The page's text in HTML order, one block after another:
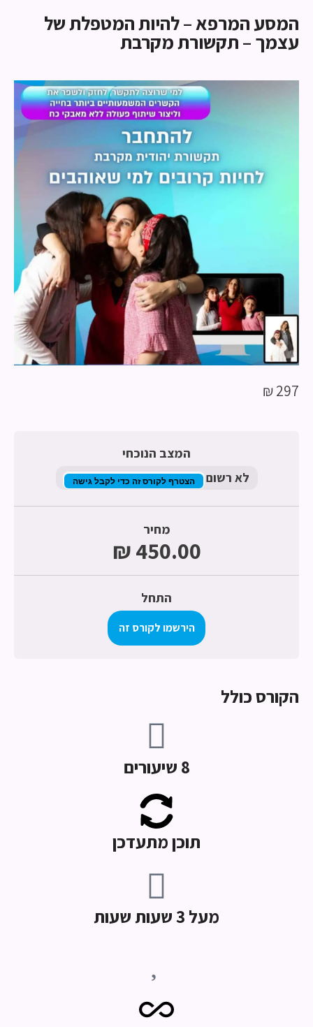
המסע המרפא – להיות המטפלת של
עצמך – תקשורת מקרבת
297 ₪
המצב הנוכחי
לא רשום הצטרף לקורס זה כדי לקבל גישה
מחיר
התחל
הירשמו לקורס זה
הקורס כולל
8 שיעורים
תוכן מתעדכן
מעל 3 שעות שעות